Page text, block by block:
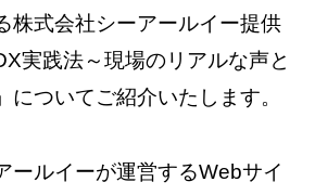
株式会社シーアールイー提供
実践法～現場のリアルな声と
についてご紹介いたします。
ールイーが運営するWebサイ